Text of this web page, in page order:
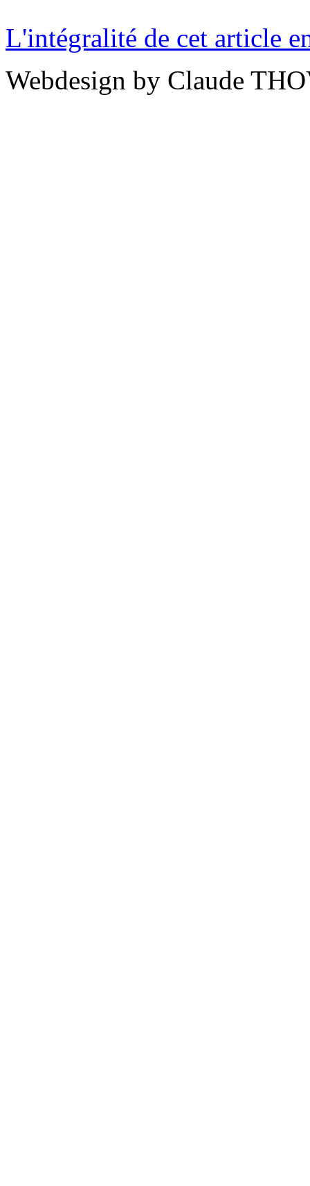
L'intégralité de cet article
Webdesign by Claude